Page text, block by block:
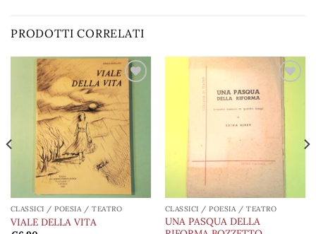
PRODOTTI CORRELATI
alla lista
dei
desideri
CLASSICI / POESIA / TEATRO
VIALE DELLA VITA
dei
CLASSICI / POESIA / TEATRO
UNA PASQUA DELLA